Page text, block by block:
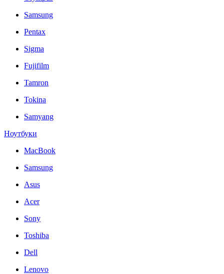
Samsung
Pentax
Sigma
Fujifilm
Tamron
Tokina
Samyang
Ноутбуки
MacBook
Samsung
Asus
Acer
Sony
Toshiba
Dell
Lenovo